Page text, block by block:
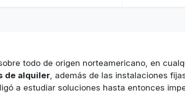
todo de origen norteamericano, en
de alquiler , además de las instalaciones
a estudiar soluciones hasta entonces